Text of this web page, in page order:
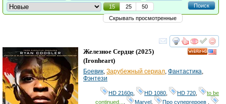
Поиск
15 25
50
Скрывать просмотренные
смотреть
Железное Сердце (2025)
(Ironheart)
Боевик, Зарубежный сериал, Фантастика,
Фэнтези
HD 2160р HD 1080 HD 720
to be
continued...
Marvel Про супергероев